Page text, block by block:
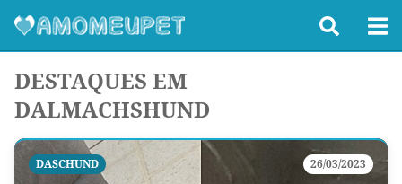
DESTAQUES EM
DALMACHSHUND
DASCHUND 26/03/2023